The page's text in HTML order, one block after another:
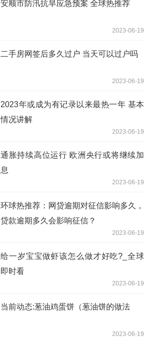
安顺市防汛抗旱应急预案 全球热推荐
2023-06-19
二手房网签后多久过户 当天可以过户吗
2023-06-19
2023年或成为有记录以来最热一年 基本
情况讲解
2023-06-19
通胀持续高位运行 欧洲央行或将继续加
息
2023-06-19
环球热推荐：网贷逾期对征信影响多久，
贷款逾期多久会影响征信？
2023-06-19
给一岁宝宝做虾该怎么做才好吃?_全球
即时看
2023-06-19
当前动态:葱油鸡蛋饼（葱油饼的做法
2023-06-19